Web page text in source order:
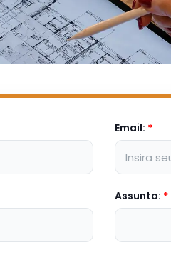
Email: *
Assunto: *